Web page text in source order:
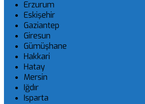
Erzurum
Eskişehir
Gaziantep
Giresun
Gümüşhane
Hakkari
Hatay
Mersin
Iğdır
Isparta